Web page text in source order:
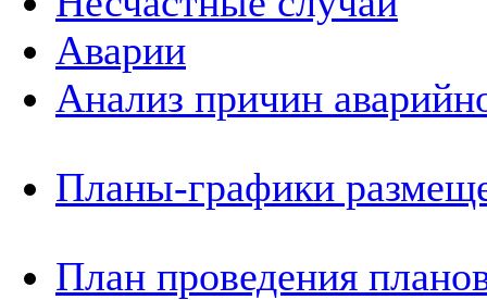
Аварии
Анализ причин
Планы-графики
План проведения